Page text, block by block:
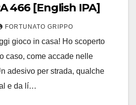
466 [English IPA]
FORTUNATO GRIPPO
gioco in casa! Ho scoperto
caso, come accade nelle
adesivo per strada, qualche
e da lí…